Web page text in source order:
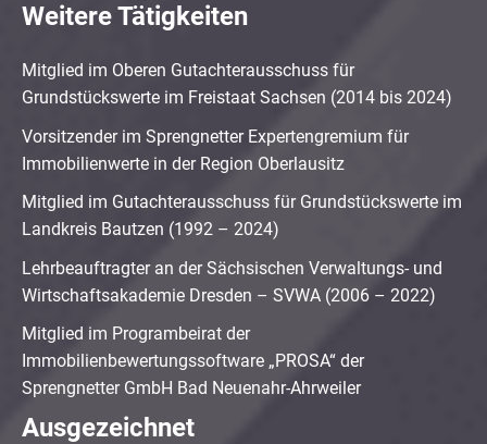
Weitere Tätigkeiten
Mitglied im Oberen Gutachterausschuss für
Grundstückswerte im Freistaat Sachsen (2014 bis 2024)
Vorsitzender im Sprengnetter Expertengremium für
Immobilienwerte in der Region Oberlausitz
Mitglied im Gutachterausschuss für Grundstückswerte im
Landkreis Bautzen (1992 – 2024)
Lehrbeauftragter an der Sächsischen Verwaltungs- und
Wirtschaftsakademie Dresden – SVWA (2006 – 2022)
Mitglied im Programbeirat der
Immobilienbewertungssoftware „PROSA“ der
Sprengnetter GmbH Bad Neuenahr-Ahrweiler
Ausgezeichnet